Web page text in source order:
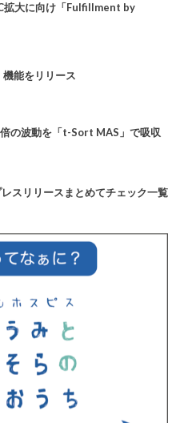
拡大に向け「Fulfillment by
能をリリース
の波動を「t-Sort MAS」で吸収
レスリリースまとめてチェック一覧